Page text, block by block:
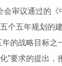
会审议通过的
个五年规划的
年的战略目标之
”要求的提出，